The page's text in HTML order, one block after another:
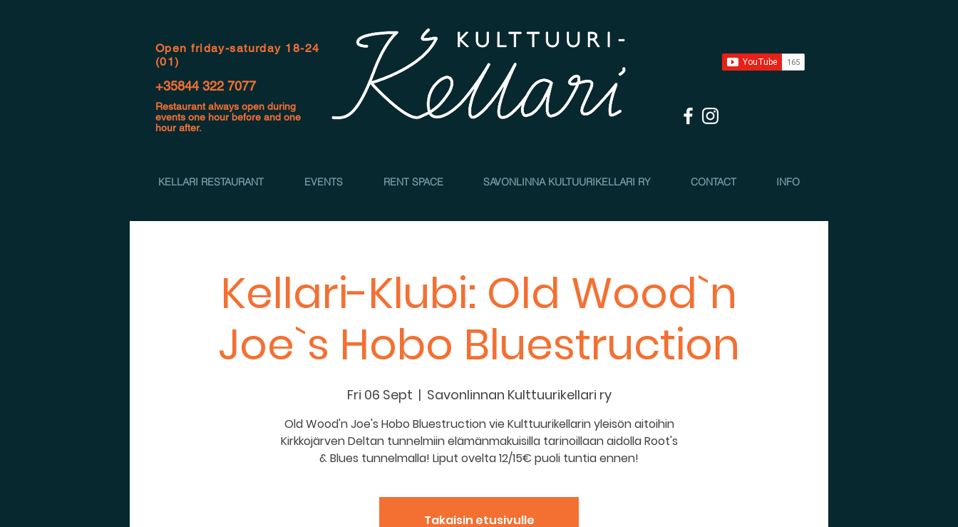
Open friday-saturday 18-24
(01)
+35844 322 7077
Restaurant always open during
events one hour before and one
hour after.
KELLARI RESTAURANT EVENTS RENT SPACE SAVONLINNA KULTUURIKELLARI RY CONTACT INFO
Kellari-Klubi: Old Wood`n
Joe`s Hobo Bluestruction
Fri 06 Sept
  |
Savonlinnan Kulttuurikellari ry
Old Wood'n Joe's Hobo Bluestruction vie Kulttuurikellarin yleisön aitoihin
Kirkkojärven Deltan tunnelmiin elämänmakuisilla tarinoillaan aidolla Root's
& Blues tunnelmalla! Liput ovelta 12/15€ puoli tuntia ennen!
Takaisin etusivulle